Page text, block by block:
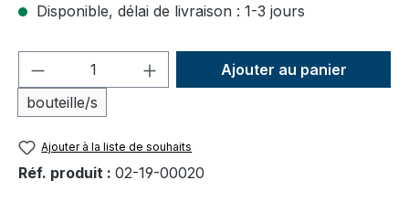
Disponible, délai de livraison : 1-3 jours
Quantité de produit : Entrez la
bouteille/s
Ajouter au panier
Ajouter à la liste de souhaits
Réf. produit : 02-19-00020